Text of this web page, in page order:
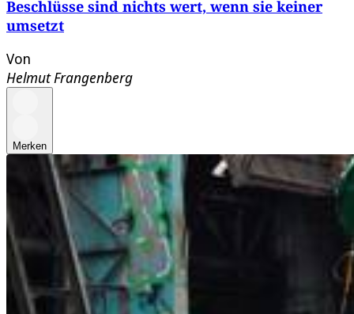
Beschlüsse sind nichts wert, wenn sie keiner
umsetzt
Von
Helmut Frangenberg
Merken